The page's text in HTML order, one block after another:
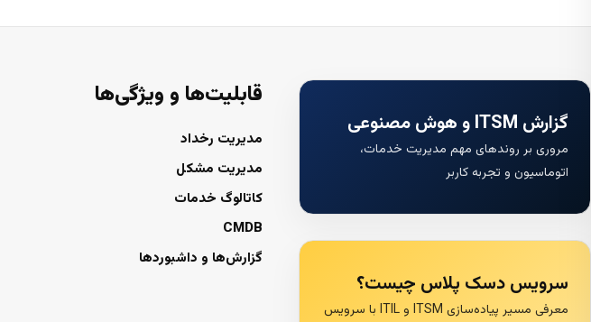
گزارش ITSM و هوش مصنوعی
مروری بر روندهای مهم مدیریت خدمات،
اتوماسیون و تجربه کاربر
سرویس دسک پلاس چیست؟
معرفی مسیر پیاده‌سازی ITSM و ITIL با سرویس
قابلیت‌ها و ویژگی‌ها
مدیریت رخداد
مدیریت مشکل
کاتالوگ خدمات
CMDB
گزارش‌ها و داشبوردها